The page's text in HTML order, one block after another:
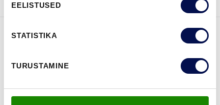
EELISTUSED
STATISTIKA
TURUSTAMINE